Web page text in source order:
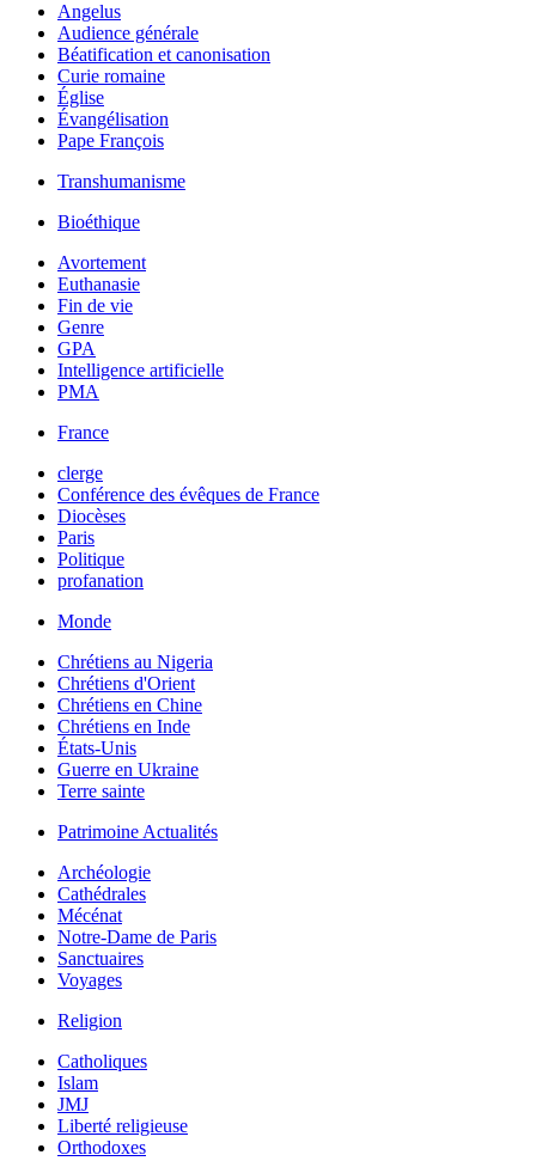
Angelus
Audience générale
Béatification et canonisation
Curie romaine
Église
Évangélisation
Pape François
Transhumanisme
Bioéthique
Avortement
Euthanasie
Fin de vie
Genre
GPA
Intelligence artificielle
PMA
France
clerge
Conférence des évêques de France
Diocèses
Paris
Politique
profanation
Monde
Chrétiens au Nigeria
Chrétiens d'Orient
Chrétiens en Chine
Chrétiens en Inde
États-Unis
Guerre en Ukraine
Terre sainte
Patrimoine Actualités
Archéologie
Cathédrales
Mécénat
Notre-Dame de Paris
Sanctuaires
Voyages
Religion
Catholiques
Islam
JMJ
Liberté religieuse
Orthodoxes